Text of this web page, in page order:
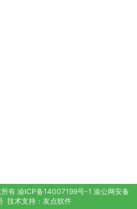
有 渝ICP备14007199号-1 渝公网安备
技术支持： 友点软件